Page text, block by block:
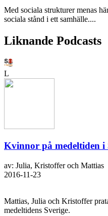
Med sociala strukturer menas
sociala stånd i ett samhälle....
Liknande Podcasts
L
Kvinnor på medeltiden i
av: Julia, Kristoffer och Mattias
2016-11-23
Mattias, Julia och Kristoffer
medeltidens Sverige.